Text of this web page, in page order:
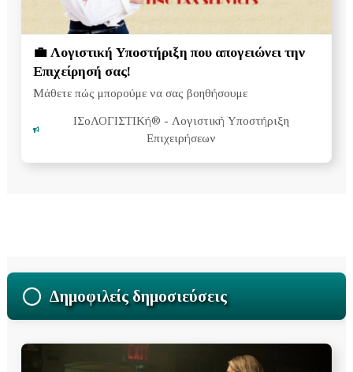
💼 Λογιστική Υποστήριξη που απογειώνει την
Επιχείρησή σας!
Μάθετε πώς μπορούμε να σας βοηθήσουμε
ΙΣοΛΟΓΙΣΤΙΚή® - Λογιστική Υποστήριξη
Επιχειρήσεων
Δημοφιλείς δημοσιεύσεις